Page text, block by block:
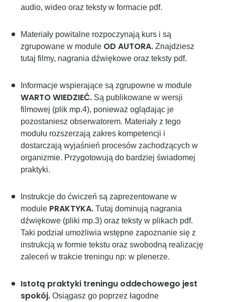
audio, wideo oraz teksty w formacie pdf.
Materiały powitalne rozpoczynają kurs i są
zgrupowane w module OD AUTORA. Znajdziesz
tutaj filmy, nagrania dźwiękowe oraz teksty pdf.
Informacje wspierające są zgrupowne w module
WARTO WIEDZIEĆ. Są publikowane w wersji
filmowej (plik mp.4), ponieważ oglądając je
pozostaniesz obserwatorem. Materiały z tego
modułu rozszerzają zakres kompetencji i
dostarczają wyjaśnień procesów zachodzących w
organizmie. Przygotowują do bardziej świadomej
praktyki.
Instrukcje do ćwiczeń są zaprezentowane w
module PRAKTYKA. Tutaj dominują nagrania
dźwiękowe (pliki mp.3) oraz teksty w plikach pdf.
Taki podział umożliwia wstępne zapoznanie się z
instrukcją w formie tekstu oraz swobodną realizację
zaleceń w trakcie treningu np: w plenerze.
Istotą praktyki treningu oddechowego jest
spokój. Osiągasz go poprzez łagodne